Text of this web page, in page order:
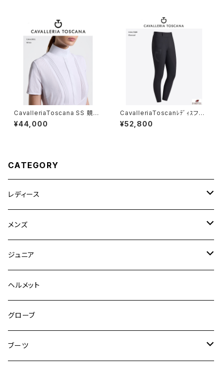
CavalleriaToscana SS 競技
用シャツ CAD098JF024
¥44,000
CavalleriaToscanﾚﾃﾞｨｽフル
グリップレギンス PAD230 JE1
95
¥52,800
CATEGORY
レディース
競技用ジャケット
キュロット
フルグリップ
ニーグリップ
シャツ
ウェア
アウター
メンズ
競技用ジャケット
キュロット
フルグリップ
ニーグリップ
シャツ
ウェア
ジュニア
キュロット
ウエア
ヘルメット
グローブ
ブーツ